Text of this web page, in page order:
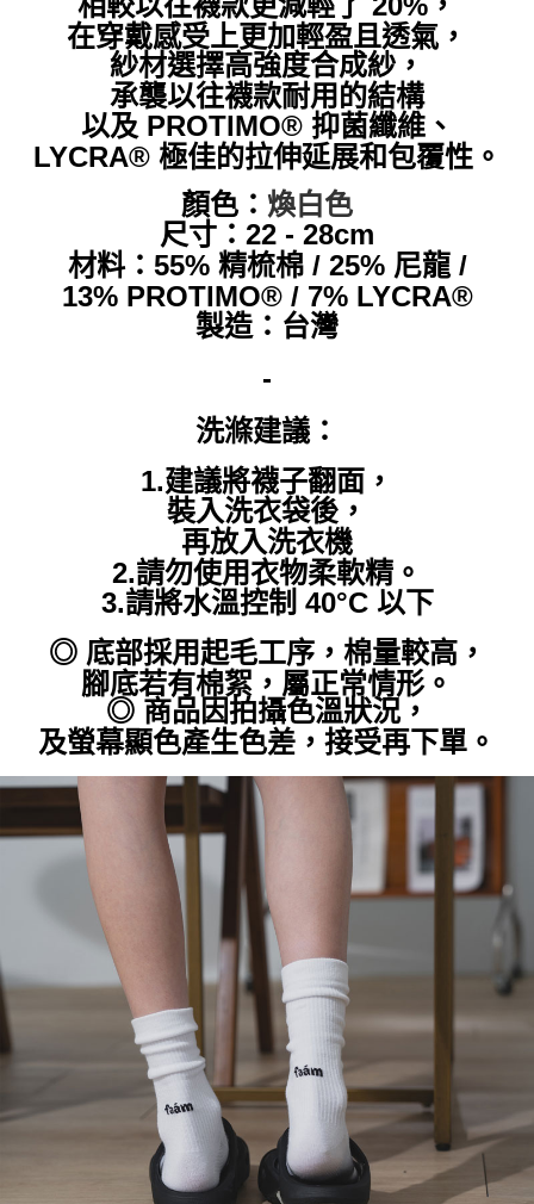
在穿戴感受上更加輕盈且透氣，
紗材選擇高強度合成紗，
承襲以往襪款耐用的結構
以及 PROTIMO® 抑菌纖維、
LYCRA® 極佳的拉伸延展和包覆性。
顏色： 煥白色
尺寸：22 - 28cm
材料：55% 精梳棉 / 25% 尼龍 /
13% PROTIMO® / 7% LYCRA®
製造：台灣
-
洗滌建議：
1.建議將襪子翻面，
裝入洗衣袋後，
再放入洗衣機
2.請勿使用衣物柔軟精。
3.請將水溫控制 40°C 以下
◎ 底部採用起毛工序，棉量較高，
腳底若有棉絮，屬正常情形。
◎ 商品因拍攝色溫狀況，
及螢幕顯色產生色差，接受再下單。